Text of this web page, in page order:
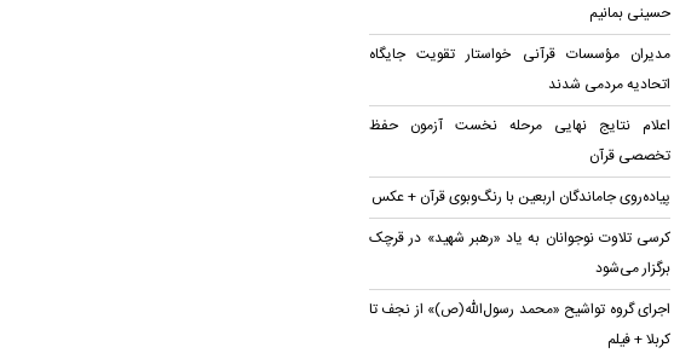
حسینی بمانیم
مدیران مؤسسات قرآنی خواستار تقویت جایگاه
اتحادیه‌ مردمی شدند
اعلام نتایج نهایی مرحله نخست آزمون حفظ
تخصصی قرآن
پیاده‌روی جاماندگان اربعین با رنگ‌وبوی قرآن + عکس
کرسی تلاوت نوجوانان به یاد «رهبر شهید» در قرچک
برگزار می‌شود
اجرای گروه تواشیح «محمد رسول‌الله(ص)» از نجف تا
کربلا + فیلم